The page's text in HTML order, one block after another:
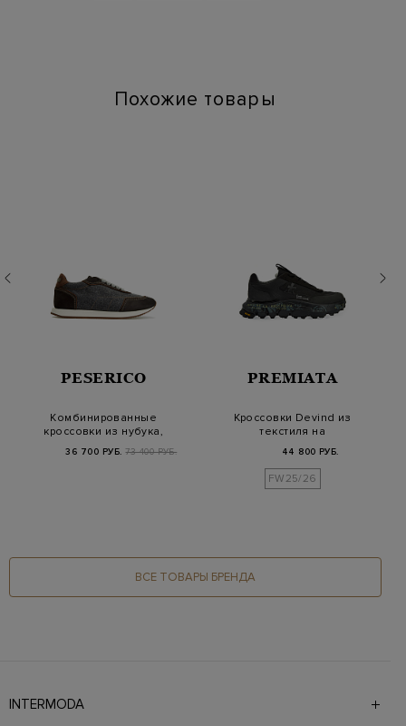
Похожие товары
PESERICO
Комбинированные
кроссовки из нубука,
36 700 РУБ. 73 400 РУБ.
PREMIATA
Кроссовки Devind из
текстиля на
Vibr…
44 800 РУБ.
FW25/26
ВСЕ ТОВАРЫ БРЕНДА
INTERMODA